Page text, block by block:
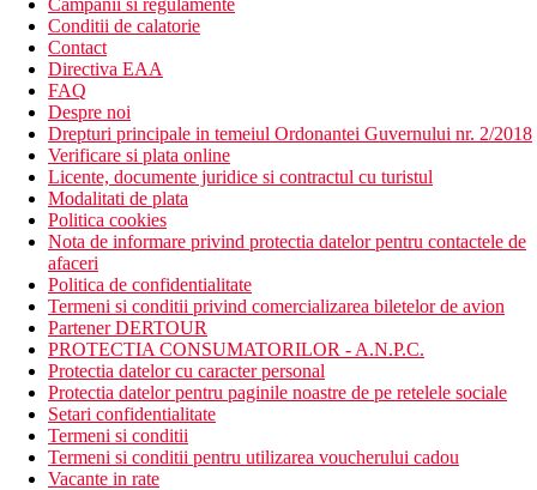
Mese
Mic dejun si cina tip bufet.
*Optiune de cumparare all inclusive.
Plaja
Plaja partial pietroasa este chiar langa hotel.
Plaja cu nisip este la cca 400 m de hotel.
Sezlonguri si umbrele contra cost.
Activitati sportive
Gratuit: fitness, tenis de masa, minigolf
Contra cost: terenuri de tenis, teren de golf Golf Costa
Adeje (aprox. 3 km) si Golf Las Américas (aprox. 6,5 km)
Copii
Loc de joaca pentru copii, piscina pentru copii, mini club, splash
park, patut (la cerere).
Stravovanie
Campanii si regulamente
Conditii de calatorie
Contact
Directiva EAA
FAQ
Despre noi
Drepturi principale in temeiul Ordonantei Guvernului nr. 2/2018
Verificare si plata online
Licente, documente juridice si contractul cu turistul
Modalitati de plata
Politica cookies
Nota de informare privind protectia datelor pentru contactele de
afaceri
Politica de confidentialitate
Termeni si conditii privind comercializarea biletelor de avion
Partener DERTOUR
PROTECTIA CONSUMATORILOR - A.N.P.C.
Protectia datelor cu caracter personal
Protectia datelor pentru paginile noastre de pe retelele sociale
Setari confidentialitate
Termeni si conditii
Termeni si conditii pentru utilizarea voucherului cadou
Vacante in rate